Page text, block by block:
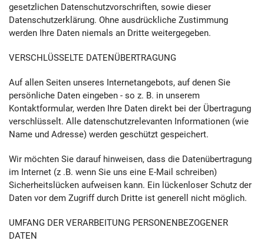
gesetzlichen Datenschutzvorschriften, sowie dieser
Datenschutzerklärung. Ohne ausdrückliche Zustimmung
werden Ihre Daten niemals an Dritte weitergegeben.
VERSCHLÜSSELTE DATENÜBERTRAGUNG
Auf allen Seiten unseres Internetangebots, auf denen Sie
persönliche Daten eingeben - so z. B. in unserem
Kontaktformular, werden Ihre Daten direkt bei der Übertragung
verschlüsselt. Alle datenschutzrelevanten Informationen (wie
Name und Adresse) werden geschützt gespeichert.
Wir möchten Sie darauf hinweisen, dass die Datenübertragung
im Internet (z .B. wenn Sie uns eine E-Mail schreiben)
Sicherheitslücken aufweisen kann. Ein lückenloser Schutz der
Daten vor dem Zugriff durch Dritte ist generell nicht möglich.
UMFANG DER VERARBEITUNG PERSONENBEZOGENER
DATEN